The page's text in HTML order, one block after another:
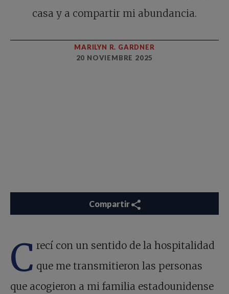
casa y a compartir mi abundancia.
MARILYN R. GARDNER
20 NOVIEMBRE 2025
Compartir
C recí con un sentido de la hospitalidad
que me transmitieron las personas
que acogieron a mi familia estadounidense